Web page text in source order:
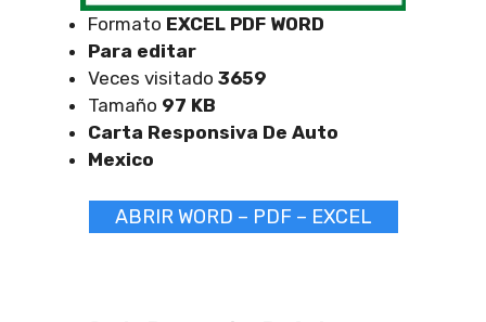
Formato EXCEL PDF WORD
Para editar
Veces visitado 3659
Tamaño 97 KB
Carta Responsiva De Auto
Mexico
ABRIR WORD – PDF – EXCEL